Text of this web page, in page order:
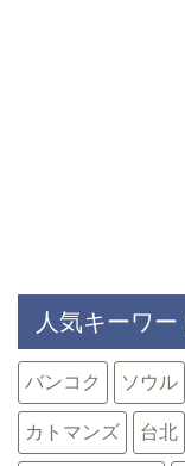
人気キーワー
バンコク ソウル
カトマンズ 台北